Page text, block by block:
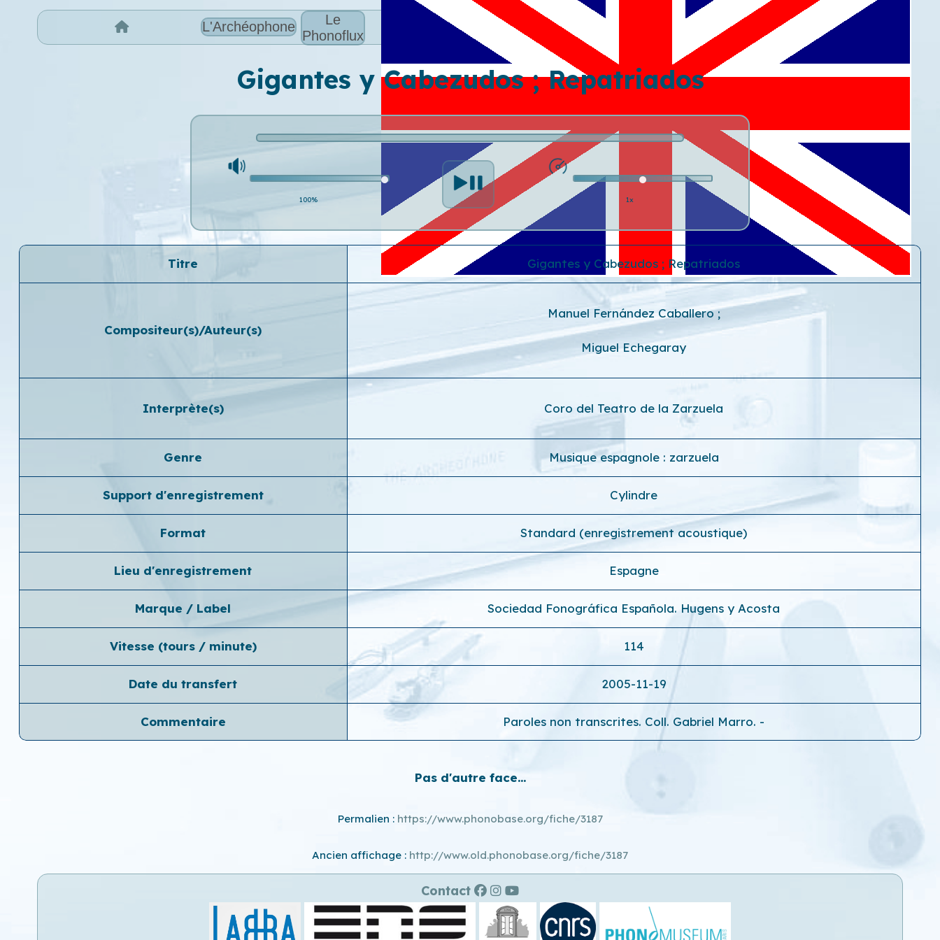
L'Archéophone
Le
Phonoflux
Gigantes y Cabezudos ; Repatriados
100% 1x
Titre Gigantes y Cabezudos ; Repatriados
Compositeur(s)/Auteur(s)
Manuel Fernández Caballero;
Miguel Echegaray
Interprète(s) Coro del Teatro de la Zarzuela
Genre Musique espagnole : zarzuela
Support d'enregistrement Cylindre
Format Standard (enregistrement acoustique)
Lieu d'enregistrement Espagne
Marque / Label Sociedad Fonográfica Española. Hugens y Acosta
Vitesse (tours / minute) 114
Date du transfert 2005-11-19
Commentaire Paroles non transcrites. Coll. Gabriel Marro. -
Pas d'autre face...
Permalien : https://www.phonobase.org/fiche/3187
Ancien affichage : http://www.old.phonobase.org/fiche/3187
Contact